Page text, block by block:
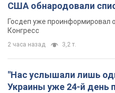
США обнародовали
Госдеп уже проинформировал
Конгресс
2 часа назад 3,2 т.
"Нас услышали лишь
Украины уже 24-й день